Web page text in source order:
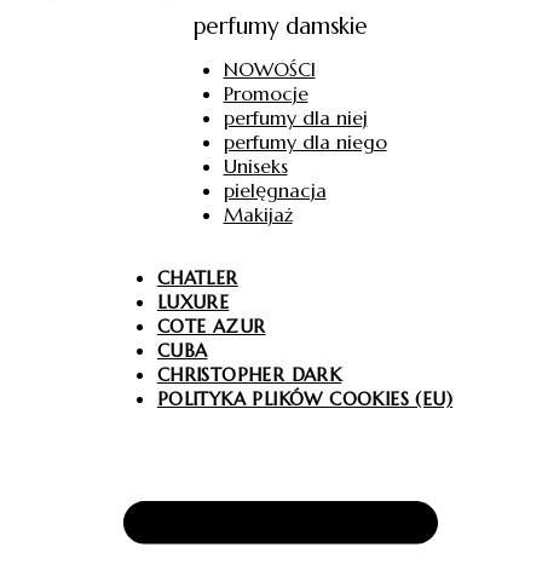
perfumy damskie
NOWOŚCI
Promocje
perfumy dla niej
perfumy dla niego
Uniseks
pielęgnacja
Makijaż
CHATLER
LUXURE
COTE AZUR
CUBA
CHRISTOPHER DARK
POLITYKA PLIKÓW COOKIES (EU)